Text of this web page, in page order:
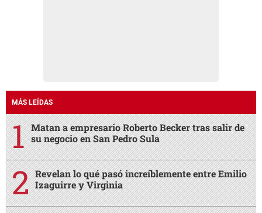
MÁS LEÍDAS
Matan a empresario Roberto Becker tras salir de
su negocio en San Pedro Sula
Revelan lo qué pasó increíblemente entre Emilio
Izaguirre y Virginia